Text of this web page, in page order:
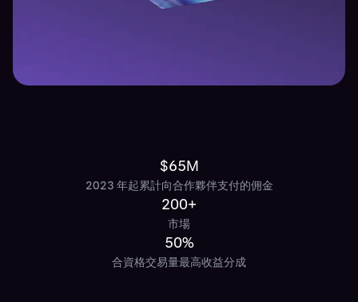
$65M
2023 年起累計向合作夥伴支付的佣金
200+
市場
50%
合資格交易量最高收益分成